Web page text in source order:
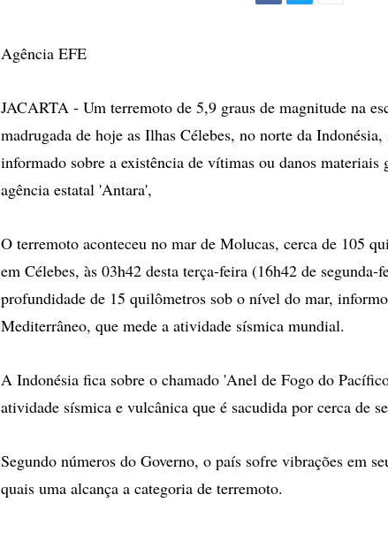
Agência EFE
JACARTA - Um terremoto de 5,9 graus de magnitude na
madrugada de hoje as Ilhas Célebes, no norte da
informado sobre a existência de vítimas ou danos materiais
agência estatal 'Antara',
O terremoto aconteceu no mar de Molucas, cerca de 105
em Célebes, às 03h42 desta terça-feira (16h42 de
profundidade de 15 quilômetros sob o nível do mar,
Mediterrâneo, que mede a atividade sísmica mundial.
A Indonésia fica sobre o chamado 'Anel de Fogo do
atividade sísmica e vulcânica que é sacudida por cerca de
Segundo números do Governo, o país sofre vibrações em
quais uma alcança a categoria de terremoto.